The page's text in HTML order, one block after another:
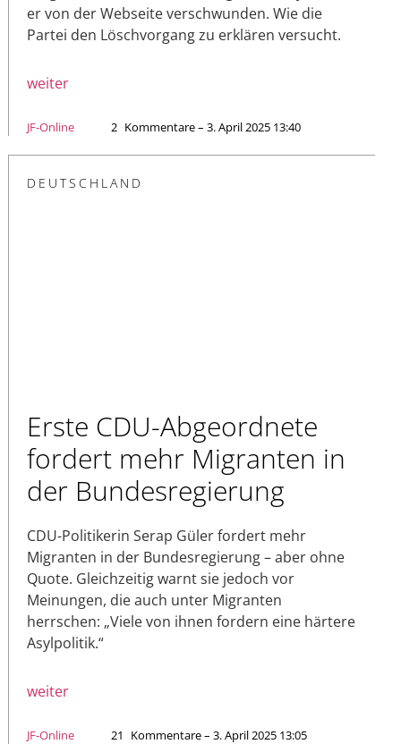
er von der Webseite verschwunden. Wie die
Partei den Löschvorgang zu erklären versucht.
weiter
JF-Online 2 Kommentare – 3. April 2025 13:40
DEUTSCHLAND
Erste CDU-Abgeordnete
fordert mehr Migranten in
der Bundesregierung
CDU-Politikerin Serap Güler fordert mehr
Migranten in der Bundesregierung – aber ohne
Quote. Gleichzeitig warnt sie jedoch vor
Meinungen, die auch unter Migranten
herrschen: „Viele von ihnen fordern eine härtere
Asylpolitik.“
weiter
JF-Online 21 Kommentare – 3. April 2025 13:05